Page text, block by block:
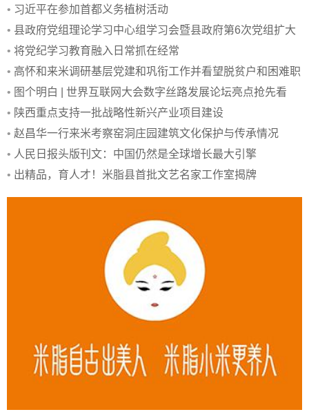
• 习近平在参加首都义务植树活动
• 县政府党组理论学习中心组学习会暨县政府第6次党组扩大
会议召开
• 将党纪学习教育融入日常抓在经常
• 高怀和来米调研基层党建和巩衔工作并看望脱贫户和困难职
工
• 图个明白 | 世界互联网大会数字丝路发展论坛亮点抢先看
• 陕西重点支持一批战略性新兴产业项目建设
• 赵昌华一行来米考察窑洞庄园建筑文化保护与传承情况
• 人民日报头版刊文：中国仍然是全球增长最大引擎
• 出精品，育人才！米脂县首批文艺名家工作室揭牌